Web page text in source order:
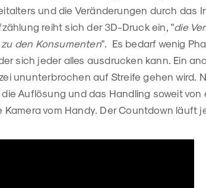
und die Veränderungen durch das
reiht sich der 3D-Druck ein, "die
den Konsumenten". Es bedarf wenig
sich jeder alles ausdrucken kann. Ein
ununterbrochen auf Streife gehen wird.
Auflösung und das Handling soweit
Kamera vom Handy. Der Countdown läuft